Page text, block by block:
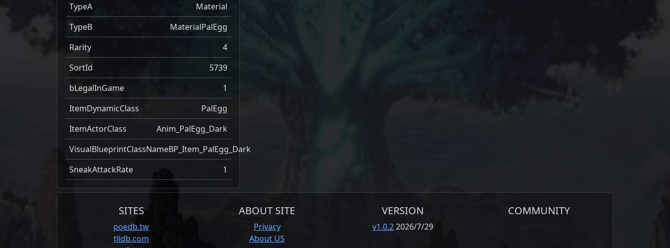
TypeA
Material
TypeB
MaterialPalEgg
Rarity
4
SortId
5739
bLegalInGame
1
ItemDynamicClass
PalEgg
ItemActorClass
Anim_PalEgg_Dark
VisualBlueprintClassNameBP_Item_PalEgg_Dark
SneakAttackRate
1
SITES
poedb.tw
tlidb.com
ABOUT SITE
Privacy
About US
VERSION
v1.0.22026/7/29
COMMUNITY